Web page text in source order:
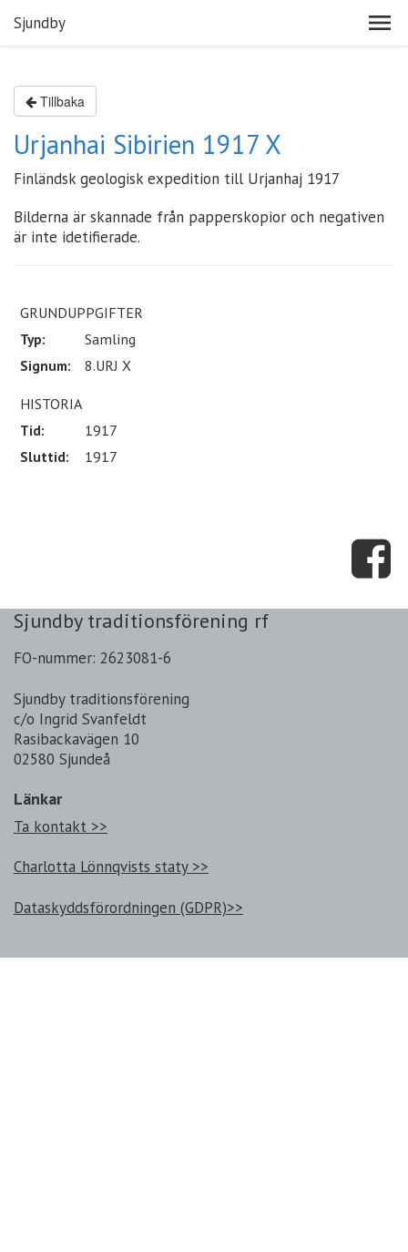
Sjundby
Tillbaka
Urjanhai Sibirien 1917 X
Finländsk geologisk expedition till Urjanhaj 1917
Bilderna är skannade från papperskopior och negativen
är inte idetifierade.
GRUNDUPPGIFTER
Typ:
Samling
Signum:
8.URJ X
HISTORIA
Tid:
1917
Sluttid:
1917
Sjundby traditionsförening rf
FO-nummer: 2623081-6
Sjundby traditionsförening
c/o Ingrid Svanfeldt
Rasibackavägen 10
02580 Sjundeå
Länkar
Ta kontakt >>
Charlotta Lönnqvists staty >>
Dataskyddsförordningen (GDPR)>>